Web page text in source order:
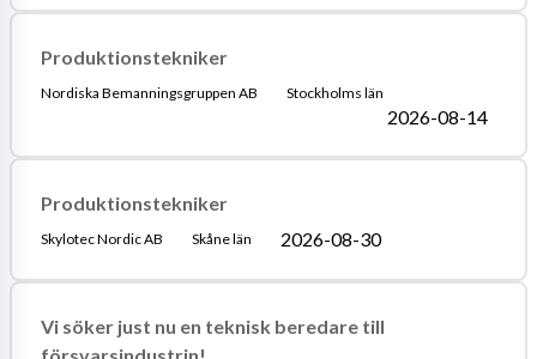
Produktionstekniker
Nordiska Bemanningsgruppen AB Stockholms län
2026-08-14
Produktionstekniker
Skylotec Nordic AB Skåne län 2026-08-30
Vi söker just nu en teknisk beredare till
försvarsindustrin!